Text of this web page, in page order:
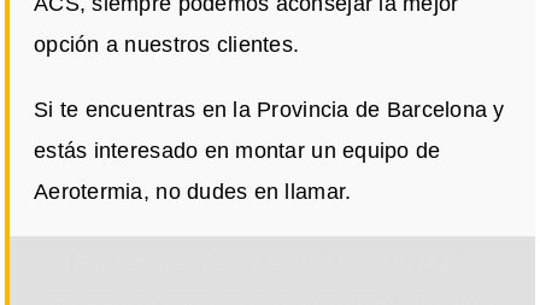
opción a nuestros clientes.
Si te encuentras en la Provincia de Barcelona y
estás interesado en montar un equipo de
Aerotermia, no dudes en llamar.